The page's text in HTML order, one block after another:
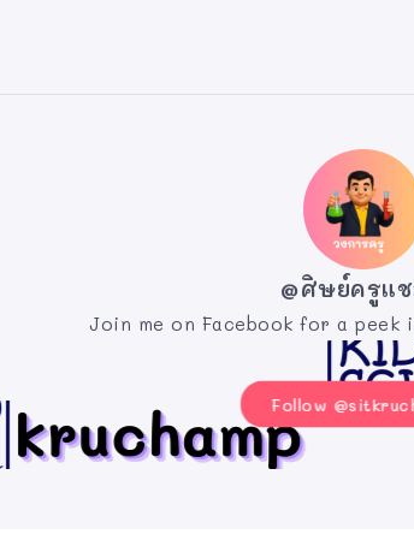
@ศิษย์ครูแ
Join me on Facebook for a peek
Follow